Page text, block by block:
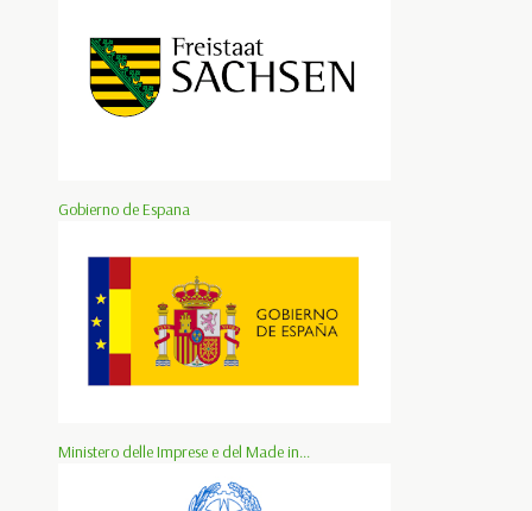
Gobierno de Espana
Ministero delle Imprese e del Made in...